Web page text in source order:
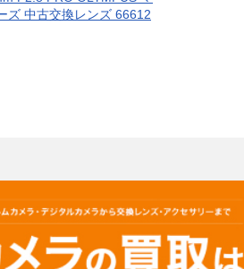
ズ 中古交換レンズ 66612